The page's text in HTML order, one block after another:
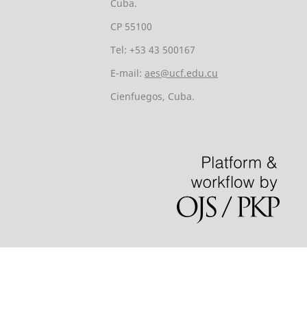
Cuba.
CP 55100
Tel: +53 43 500167
E-mail: aes@ucf.edu.cu
Cienfuegos, Cuba.